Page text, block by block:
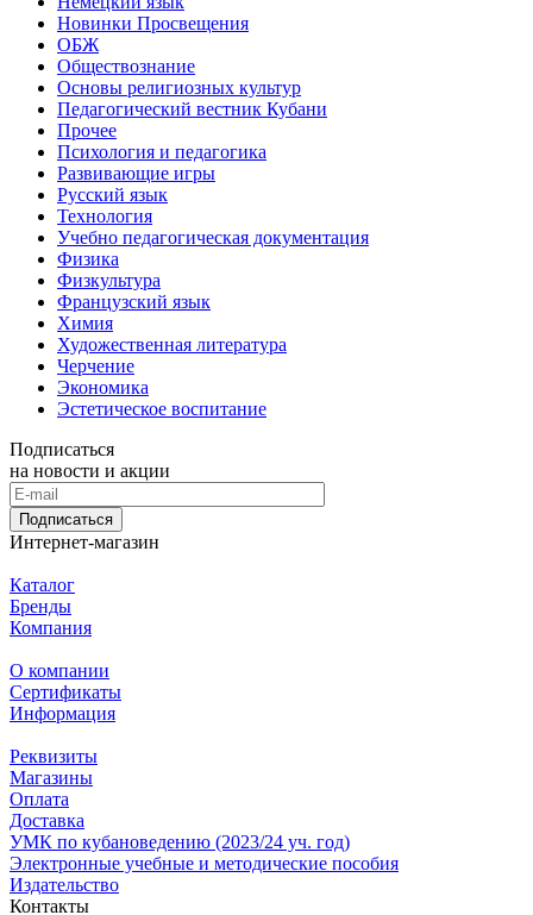
Новинки Просвещения
ОБЖ
Обществознание
Основы религиозных культур
Педагогический вестник Кубани
Прочее
Психология и педагогика
Развивающие игры
Русский язык
Технология
Учебно педагогическая документация
Физика
Физкультура
Французский язык
Химия
Художественная литература
Черчение
Экономика
Эстетическое воспитание
Подписаться
на новости и акции
Подписаться
Интернет-магазин
Каталог
Бренды
Компания
О компании
Сертификаты
Информация
Реквизиты
Магазины
Oплата
Доставка
УМК по кубановедению (2023/24 уч. год)
Электронные учебные и методические пособия
Издательство
Контакты